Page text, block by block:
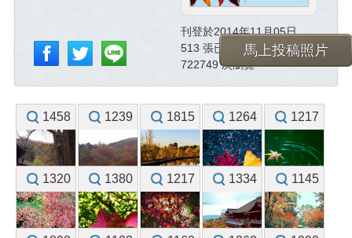
馬上投稿照片
刊登於2014年11月05日
513 張已投稿照片
722749 次瀏覽
1458 1239 1815 1264 1217
1320 1380 1217 1334 1145